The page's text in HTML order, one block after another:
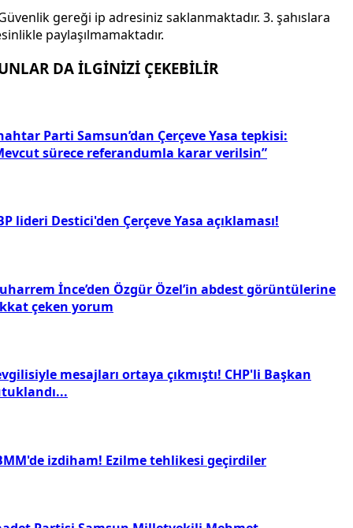
gereği ip adresiniz saklanmaktadır. 3. şahıslara
paylaşılmamaktadır.
DA İLGİNİZİ ÇEKEBİLİR
Parti Samsun’dan Çerçeve Yasa tepkisi:
sürece referandumla karar verilsin”
lideri Destici'den Çerçeve Yasa açıklaması!
İnce’den Özgür Özel’in abdest görüntülerine
çeken yorum
mesajları ortaya çıkmıştı! CHP'li Başkan
izdiham! Ezilme tehlikesi geçirdiler